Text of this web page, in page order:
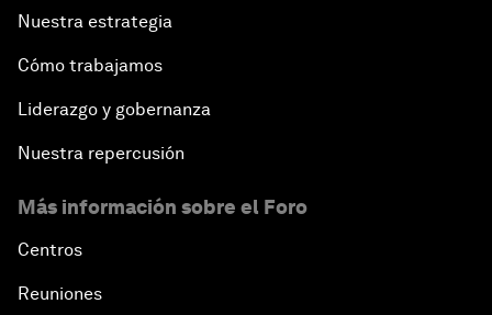
Nuestra estrategia
Cómo trabajamos
Liderazgo y gobernanza
Nuestra repercusión
Más información sobre el Foro
Centros
Reuniones